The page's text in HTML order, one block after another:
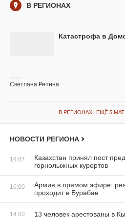
В РЕГИОНАХ
Катастрофа в
Светлана Репина
В РЕГИОНАХ: ЕЩЁ 5
НОВОСТИ РЕГИОНА
19:07
Казахстан принял пост
горнолыжных курортов
16:00
Армия в прямом эфире:
проходит в Бурабае
14:00 13 человек арестованы в